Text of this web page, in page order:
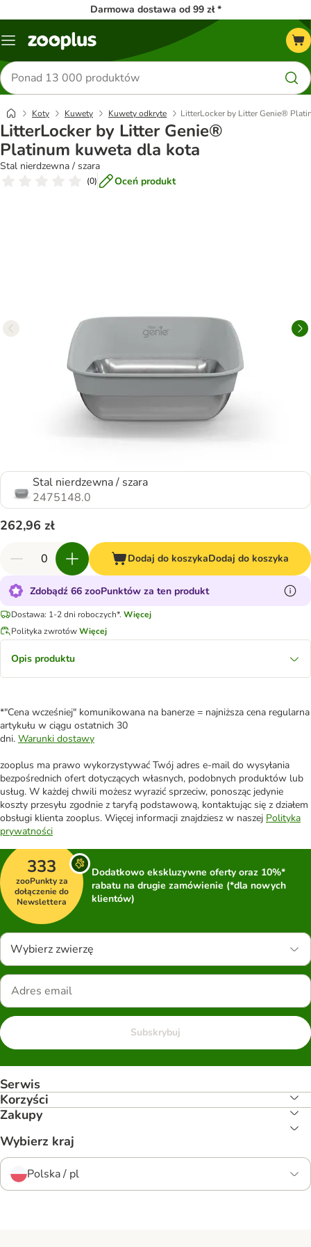
Darmowa dostawa od 99 zł *
Menu
Szukaj
produktów
Koty Kuwety Kuwety odkryte LitterLocker by Litter Genie®
LitterLocker by Litter Genie®
Platinum kuweta dla kota
Stal nierdzewna / szara
(0) Oceń produkt
Stal nierdzewna / szara
2475148.0
262,96 zł
Dodaj do koszykaDodaj do koszyka
Zdobądź 66 zooPunktów za ten produkt
Dostawa: 1-2 dni roboczych*. Więcej
Polityka zwrotówWięcej
Opis produktu
*"Cena wcześniej" komunikowana na banerze = najniższa cena regularna
artykułu w ciągu ostatnich 30
dni. Warunki dostawy
zooplus ma prawo wykorzystywać Twój adres e-mail do wysyłania
bezpośrednich ofert dotyczących własnych, podobnych produktów lub
usług. W każdej chwili możesz wyrazić sprzeciw, ponosząc jedynie
koszty przesyłu zgodnie z taryfą podstawową, kontaktując się z działem
obsługi klienta zooplus. Więcej informacji znajdziesz w naszej Polityka
prywatności
333
zooPunkty za
dołączenie do
Newslettera
Dodatkowo ekskluzywne oferty oraz 10%*
rabatu na drugie zamówienie (*dla nowych
klientów)
Wybierz zwierzę
Subskrybuj
Serwis
Korzyści
Zakupy
Wybierz kraj
Polska / pl